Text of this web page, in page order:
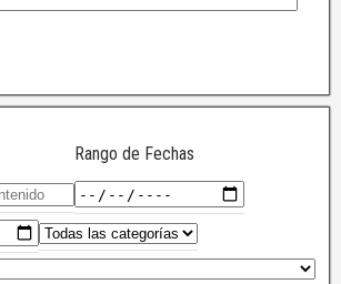
Rango de Fechas